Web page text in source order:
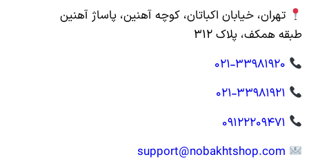
تهران، خیابان اکباتان، کوچه آهنین، پاساژ آهنین
طبقه همکف، پلاک ۳۱۲
۰۲۱-۳۳۹۸۱۹۲۰
۰۲۱-۳۳۹۸۱۹۲۱
۰۹۱۲۲۲۰۹۴۷۱
support@nobakhtshop.com